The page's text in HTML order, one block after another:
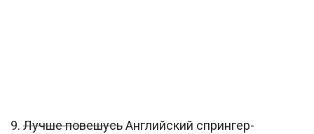
9. Лучше повешусьАнглийский спрингер-